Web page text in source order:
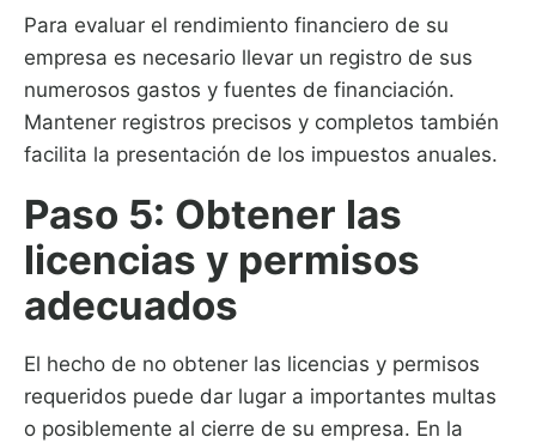
Para evaluar el rendimiento financiero de su
empresa es necesario llevar un registro de sus
numerosos gastos y fuentes de financiación.
Mantener registros precisos y completos también
facilita la presentación de los impuestos anuales.
Paso 5: Obtener las
licencias y permisos
adecuados
El hecho de no obtener las licencias y permisos
requeridos puede dar lugar a importantes multas
o posiblemente al cierre de su empresa. En la